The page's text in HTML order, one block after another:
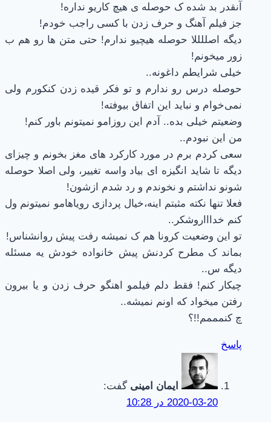
آنقدر بد شده ک حوصله ی هیچ کاریو نداره!
جز فیلم آهنگ و حرف زدن با کسی راجب خودم!
دیگه اصللللا حوصله هیچیو ندارم! حتی متن ها رو هم ب
زور میخونم!
خیلی شرایطم داغونه..
حوصله درس رو ندارم و تو فکر قیده زدن کنکورم ولی
نمی‌خوام و نباید این اتفاق بیوفته!
وضعیتم خیلی بده.. آدم این روزامو نمیتونم باور کنم!
من این نبودم..
سعی کردم برم در مورد کارکرد های مغز بخونم و چیزای
دیگه تا شاید انگیزه ای بیاد واسه تغییر، ولی اصلا حوصله
شونو نداشتم و نخوندم و رد شدم ازشون!
فعلا تنها نکته مثبتم اینه،خیال پردازی رویاهامو نمیتونم ول
کنم خداااروشکر..
تو این وضعیت کرونا هم ک نمیشه رفت پیش روانشناس!
بماند ک مطرح کردنش پیش خانواده خودش یه مسئله
دیگه س..
چیکار کنم! فقط دلم فیلمو اهنگو حرف زدن و یا بیرون
رفتن میخواد که اونم نمیشه..
چ کنمممم!!؟
پاسخ
ایمان امینی گفت:
2020-03-20 در 10:28